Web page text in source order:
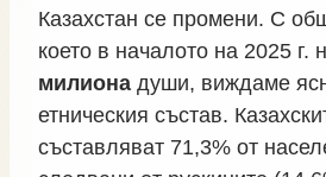
Казахстан се промени. С
което в началото на 2025 г.
милиона души, виждаме
етническия състав.
съставляват 71,3% от